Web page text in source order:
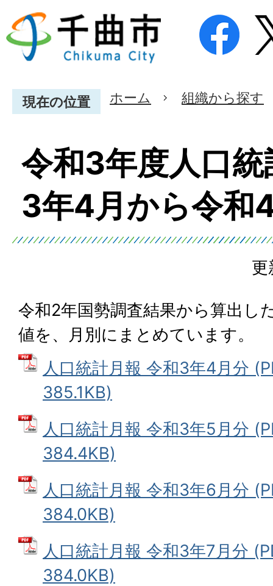
現在の位置 ホーム 組織から探す
令和3年度人口
3年4月から令和
更
令和2年国勢調査結果から算出し
値を、月別にまとめています。
人口統計月報 令和3年4月分
385.1KB)
人口統計月報 令和3年5月分
384.4KB)
人口統計月報 令和3年6月分
384.0KB)
人口統計月報 令和3年7月分
384.0KB)